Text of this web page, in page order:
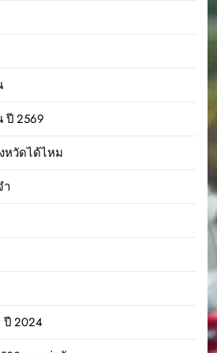
ปี 2569
หวัดได้ไหม
ปี 2024